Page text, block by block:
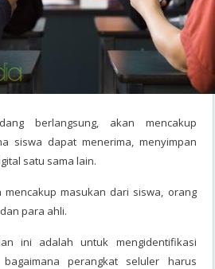
berlangsung, akan mencakup
siswa dapat menerima, menyimpan
satu sama lain.
masukan dari siswa, orang
para ahli.
ini adalah untuk mengidentifikasi
perangkat seluler harus